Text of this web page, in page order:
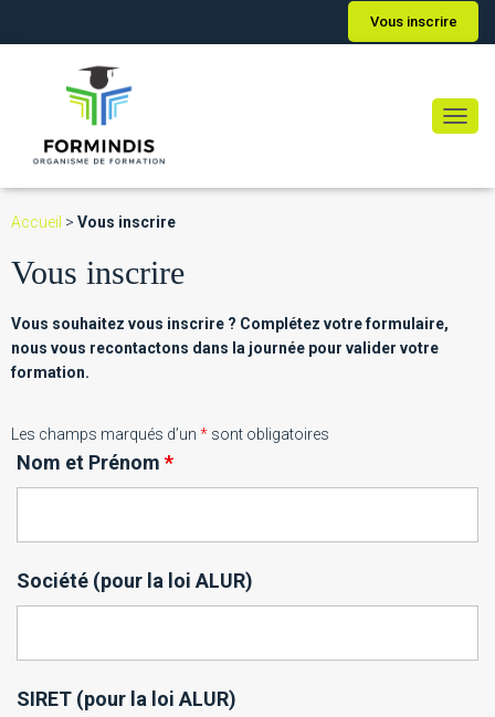
Vous inscrire
Accueil > Vous inscrire
Vous inscrire
Vous souhaitez vous inscrire ? Complétez votre formulaire,
nous vous recontactons dans la journée pour valider votre
formation.
Les champs marqués d’un * sont obligatoires
Nom et Prénom *
Société (pour la loi ALUR)
SIRET (pour la loi ALUR)